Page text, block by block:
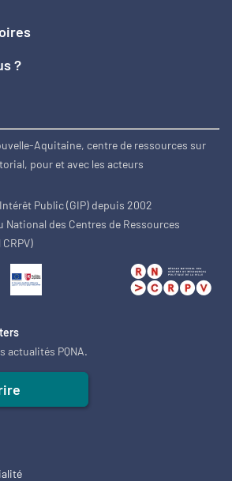
?
Aquitaine, centre de ressources sur
pour et avec les acteurs
Public (GIP) depuis 2002
National des Centres de Ressources
actualités PQNA.